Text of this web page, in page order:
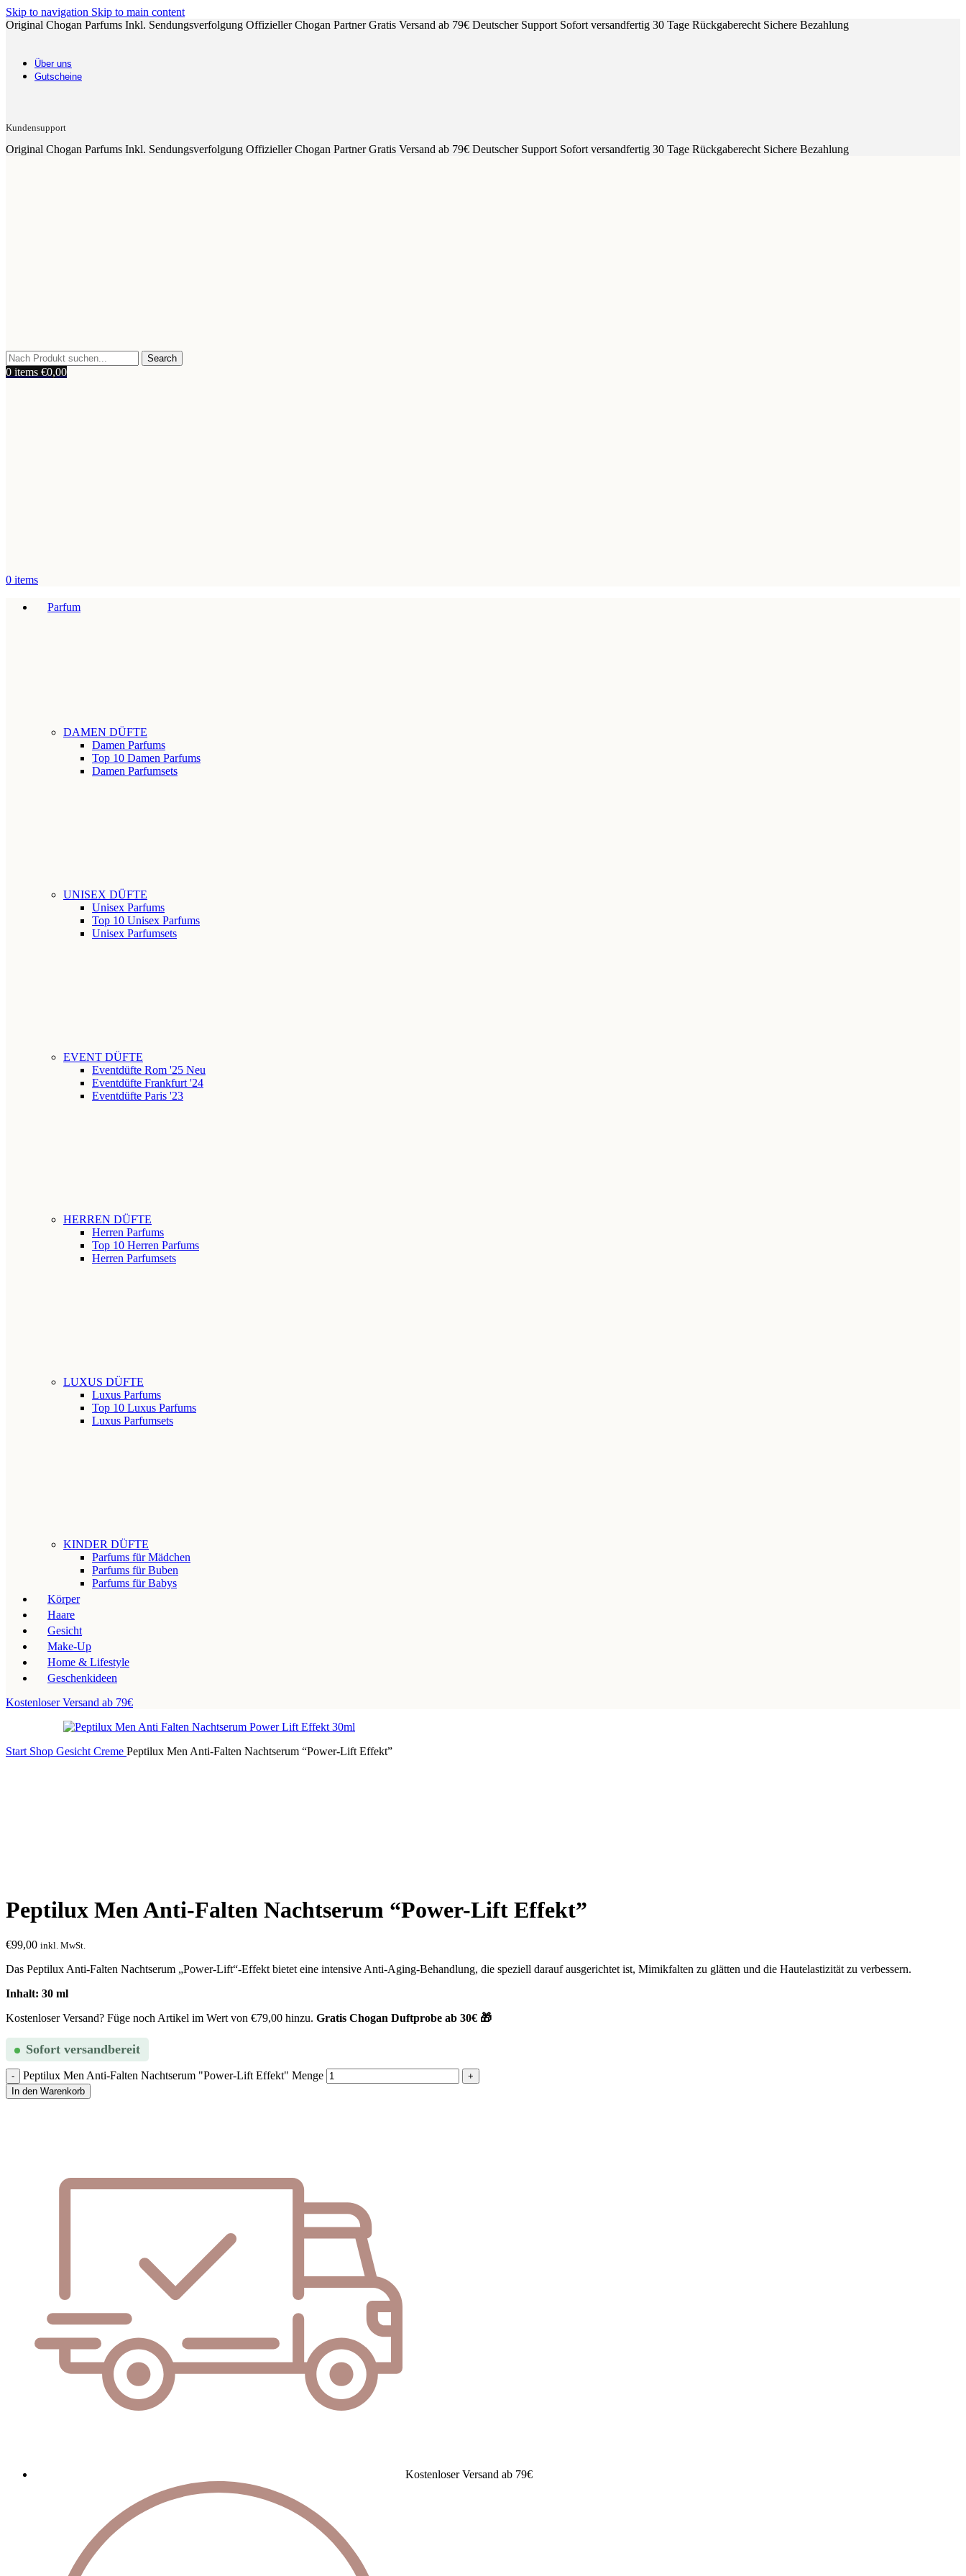
Skip to navigation Skip to main content
Original Chogan Parfums Inkl. Sendungsverfolgung Offizieller Chogan PartnerGratis Versand ab 79€ Deutscher Support Sofort versandfertig 30 Tage Rückgaberecht Sichere Bezahlung
Über uns
Gutscheine
Kundensupport
Original Chogan Parfums Inkl. Sendungsverfolgung Offizieller Chogan PartnerGratis Versand ab 79€ Deutscher Support Sofort versandfertig 30 Tage Rückgaberecht Sichere Bezahlung
Search
0 items €0,00
0 items
Parfum
DAMEN DÜFTE
Damen Parfums
Top 10 Damen Parfums
Damen Parfumsets
UNISEX DÜFTE
Unisex Parfums
Top 10 Unisex Parfums
Unisex Parfumsets
EVENT DÜFTE
Eventdüfte Rom '25 Neu
Eventdüfte Frankfurt '24
Eventdüfte Paris '23
HERREN DÜFTE
Herren Parfums
Top 10 Herren Parfums
Herren Parfumsets
LUXUS DÜFTE
Luxus Parfums
Top 10 Luxus Parfums
Luxus Parfumsets
KINDER DÜFTE
Parfums für Mädchen
Parfums für Buben
Parfums für Babys
Körper
Haare
Gesicht
Make-Up
Home & Lifestyle
Geschenkideen
Kostenloser Versand ab 79€
Start Shop Gesicht Creme Peptilux Men Anti-Falten Nachtserum “Power-Lift Effekt”
Peptilux Men Anti-Falten Nachtserum “Power-Lift Effekt”
€99,00 inkl. MwSt.
Das Peptilux Anti-Falten Nachtserum „Power-Lift“-Effekt bietet eine intensive Anti-Aging-Behandlung, die speziell darauf ausgerichtet ist, Mimikfalten zu glätten und die Hautelastizität zu verbessern.
Inhalt: 30 ml
Kostenloser Versand? Füge noch Artikel im Wert von €79,00 hinzu. Gratis Chogan Duftprobe ab 30€ 🎁
Sofort versandbereit
Peptilux Men Anti-Falten Nachtserum "Power-Lift Effekt" Menge
In den Warenkorb
Kostenloser Versand ab 79€